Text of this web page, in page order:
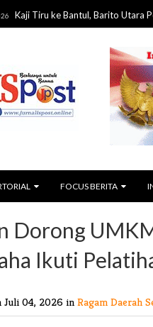
ke Bantul, Barito Utara Pelajari
FOCUS BERITA
Dorong
Ikuti
Juli 04, 2026 in Ragam Daerah